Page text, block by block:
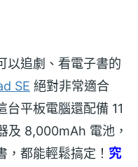
以追劇、看電子書的
SE 絕對非常適合
台平板電腦還配備 11
及 8,000mAh 電池，
都能輕鬆搞定！ 究